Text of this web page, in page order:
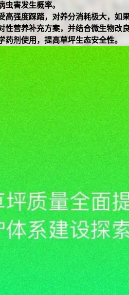
害发生概率。
强度踩踏，对养分消耗极大，如
营养补充方案，并结合微生物改
剂使用，提高草坪生态安全性。